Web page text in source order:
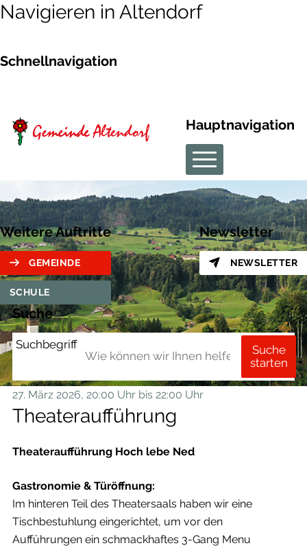
Navigieren in Altendorf
Schnellnavigation
Hauptnavigation
Weitere Auftritte
GEMEINDE
SCHULE
Newsletter
NEWSLETTER
Suche
Suchbegriff
Suche
starten
Theateraufführung
27. März 2026, 20:00 Uhr bis 22:00 Uhr
Theateraufführung Hoch lebe Ned
Gastronomie & Türöffnung:
Im hinteren Teil des Theatersaals haben wir eine
Tischbestuhlung eingerichtet, um vor den
Aufführungen ein schmackhaftes 3-Gang Menu